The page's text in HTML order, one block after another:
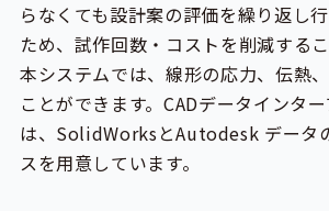
らなくても設計案の評価を繰り返し
ため、試作回数・コストを削減するこ
本システムでは、線形の応力、伝熱
ことができます。CADデータインタ
は、SolidWorksとAutodesk データ
スを用意しています。